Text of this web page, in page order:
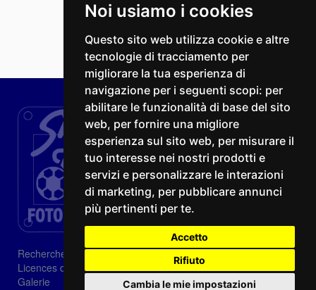
Noi usiamo i cookies
Questo sito web utilizza cookie e altre
tecnologie di tracciamento per
migliorare la tua esperienza di
navigazione per i seguenti scopi: per
abilitare le funzionalità di base del sito
web, per fornire una migliore
esperienza sul sito web, per misurare il
tuo interesse nei nostri prodotti e
servizi e personalizzare le interazioni
di marketing, per pubblicare annunci
più pertinenti per te.
Accetto
Rifiuto
Cambia le mie impostazioni
Recherche
Licences d'image
Galerie